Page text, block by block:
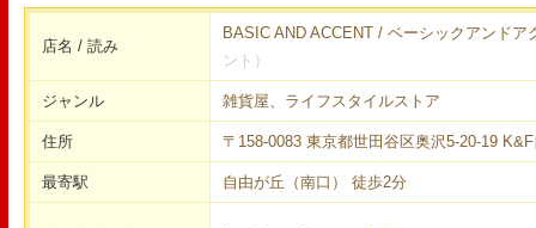
店名 / 読み
BASIC AND ACCENT / ベーシックアンド
ント）
ジャンル 雑貨屋、ライフスタイルストア
住所 〒158-0083 東京都世田谷区奥沢5-20-19
最寄駅 自由が丘（南口） 徒歩2分